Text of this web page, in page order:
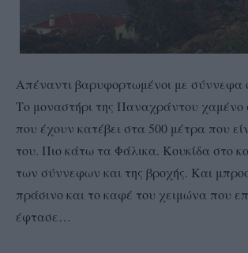
Απέναντι βαρυφορτωμένοι με σύννεφα
Το μοναστήρι της Παναχράντου
που έχουν κατέβει στα 500 μέτρα που
του. Πιο κάτω τα Φάλικα. Κουκίδα στο
των σύννεφων και της βροχής. Και
πράσινο και το καφέ του χειμώνα που
έφτασε…